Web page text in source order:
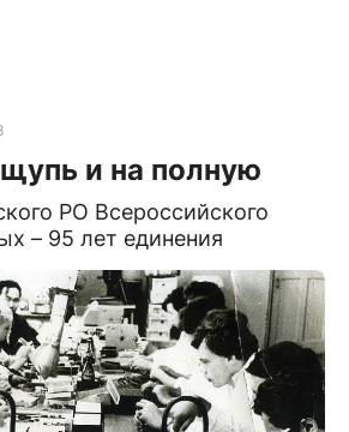
и на полную
РО Всероссийского
– 95 лет единения